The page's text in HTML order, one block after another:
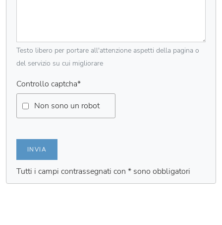
Testo libero per portare all'attenzione aspetti della pagina o
del servizio su cui migliorare
Controllo captcha*
Non sono un robot
INVIA
Tutti i campi contrassegnati con * sono obbligatori